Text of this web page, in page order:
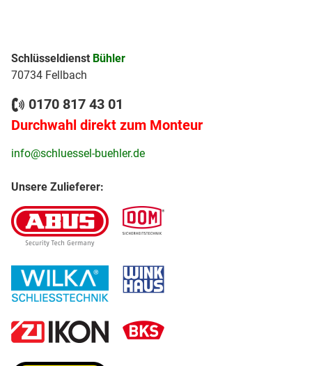
Schlüsseldienst Bühler
70734 Fellbach
0170 817 43 01
Durchwahl direkt zum Monteur
info@schluessel-buehler.de
Unsere Zulieferer: